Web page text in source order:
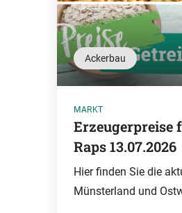
Ackerbau
MARKT
Erzeugerpreise
Raps 13.07.2026
Hier finden Sie die
Münsterland und